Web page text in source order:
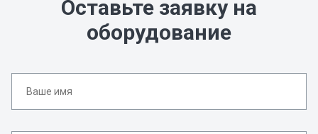
Оставьте заявку на
оборудование